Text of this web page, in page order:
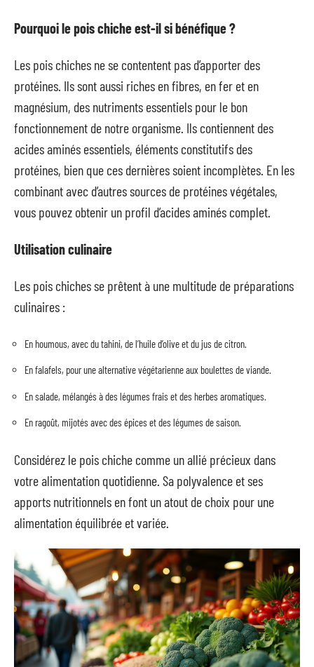
Pourquoi le pois chiche est-il si bénéfique ?
Les pois chiches ne se contentent pas d’apporter des
protéines. Ils sont aussi riches en fibres, en fer et en
magnésium, des nutriments essentiels pour le bon
fonctionnement de notre organisme. Ils contiennent des
acides aminés essentiels, éléments constitutifs des
protéines, bien que ces dernières soient incomplètes. En les
combinant avec d’autres sources de protéines végétales,
vous pouvez obtenir un profil d’acides aminés complet.
Utilisation culinaire
Les pois chiches se prêtent à une multitude de préparations
culinaires :
En houmous, avec du tahini, de l’huile d’olive et du jus de citron.
En falafels, pour une alternative végétarienne aux boulettes de viande.
En salade, mélangés à des légumes frais et des herbes aromatiques.
En ragoût, mijotés avec des épices et des légumes de saison.
Considérez le pois chiche comme un allié précieux dans
votre alimentation quotidienne. Sa polyvalence et ses
apports nutritionnels en font un atout de choix pour une
alimentation équilibrée et variée.